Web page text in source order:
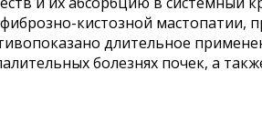
кистозной мастопатии,
длительное
болезнях почек, а